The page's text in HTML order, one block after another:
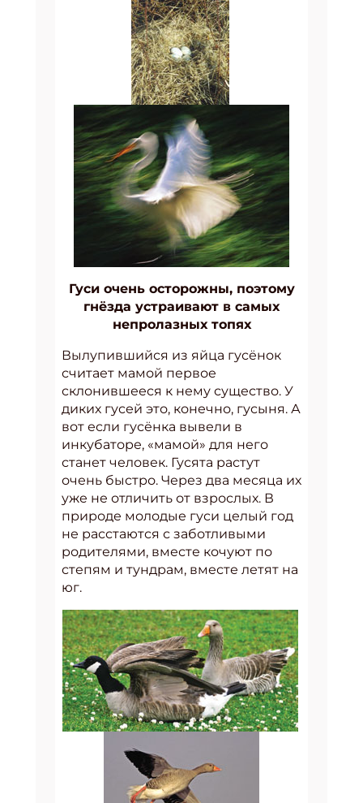
Гуси очень осторожны, поэтому
гнёзда устраивают в самых
непролазных топях
Вылупившийся из яйца гусёнок
считает мамой первое
склонившееся к нему существо. У
диких гусей это, конечно, гусыня. А
вот если гусёнка вывели в
инкубаторе, «мамой» для него
станет человек. Гусята растут
очень быстро. Через два месяца их
уже не отличить от взрослых. В
природе молодые гуси целый год
не расстаются с заботливыми
родителями, вместе кочуют по
степям и тундрам, вместе летят на
юг.